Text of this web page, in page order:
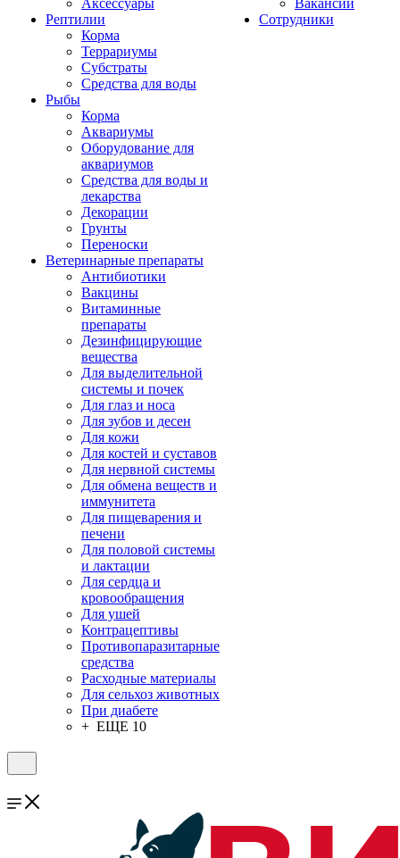
Аксессуары
Рептилии
Корма
Террариумы
Субстраты
Средства для воды
Рыбы
Корма
Аквариумы
Оборудование для
аквариумов
Средства для воды и
лекарства
Декорации
Грунты
Переноски
Ветеринарные препараты
Антибиотики
Вакцины
Витаминные
препараты
Дезинфицирующие
вещества
Для выделительной
системы и почек
Для глаз и носа
Для зубов и десен
Для кожи
Для костей и суставов
Для нервной системы
Для обмена веществ и
иммунитета
Для пищеварения и
печени
Для половой системы
и лактации
Для сердца и
кровообращения
Для ушей
Контрацептивы
Противопаразитарные
средства
Расходные материалы
Для сельхоз животных
При диабете
+ ЕЩЕ 10
Вакансии
Сотрудники